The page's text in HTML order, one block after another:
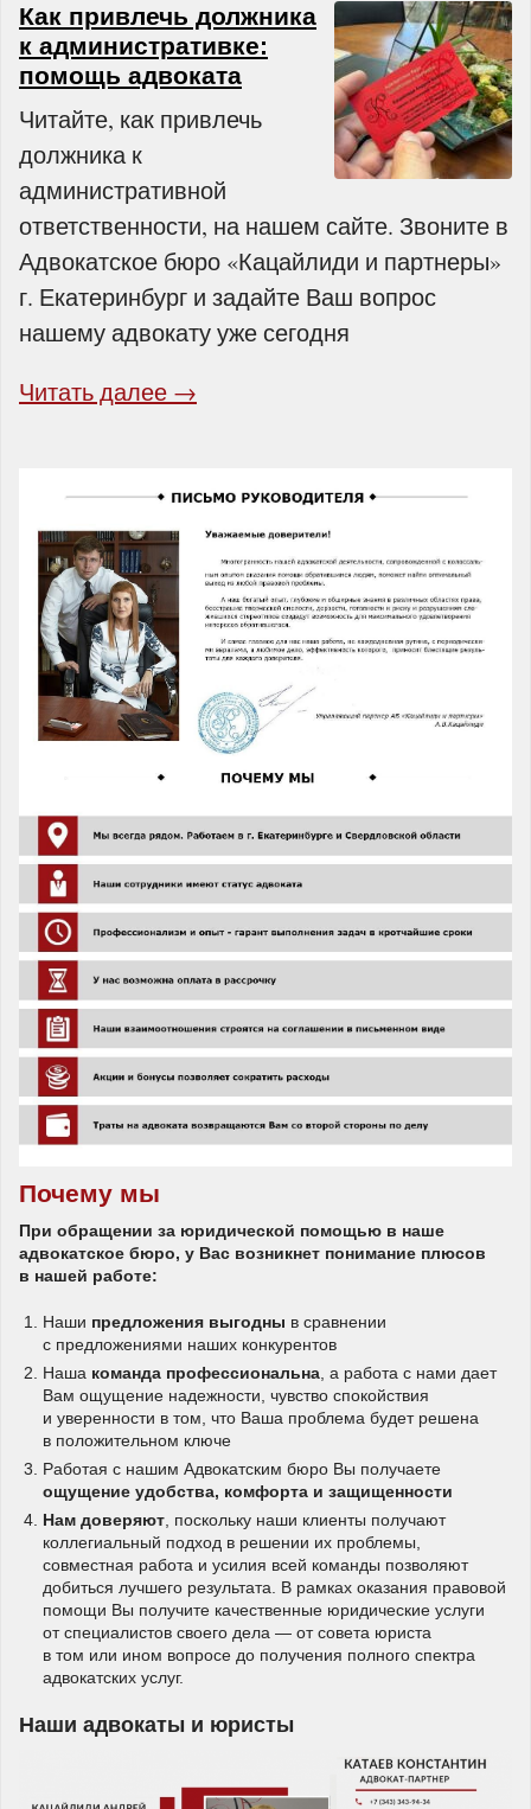
Как привлечь должника
к административке:
помощь адвоката
Читайте, как привлечь
должника к
административной
ответственности, на нашем сайте. Звоните в
Адвокатское бюро «Кацайлиди и партнеры»
г. Екатеринбург и задайте Ваш вопрос
нашему адвокату уже сегодня
Читать далее →
Почему мы
При обращении за юридической помощью в наше
адвокатское бюро, у Вас возникнет понимание плюсов
в нашей работе:
Наши предложения выгодны в сравнении
с предложениями наших конкурентов
Наша команда профессиональна , а работа с нами дает
Вам ощущение надежности, чувство спокойствия
и уверенности в том, что Ваша проблема будет решена
в положительном ключе
Работая с нашим Адвокатским бюро Вы получаете
ощущение удобства, комфорта и защищенности
Нам доверяют , поскольку наши клиенты получают
коллегиальный подход в решении их проблемы,
совместная работа и усилия всей команды позволяют
добиться лучшего результата. В рамках оказания правовой
помощи Вы получите качественные юридические услуги
от специалистов своего дела — от совета юриста
в том или ином вопросе до получения полного спектра
адвокатских услуг.
Наши адвокаты и юристы